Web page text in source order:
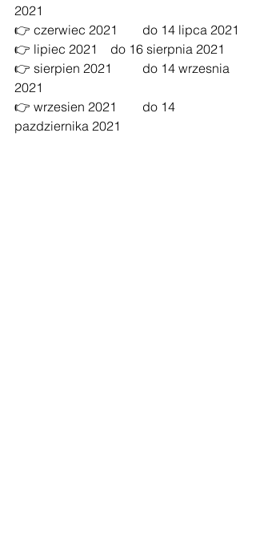
2021
👉 czerwiec 2021	do 14 lipca 2021
👉 lipiec 2021	do 16 sierpnia 2021
👉 sierpien 2021	do 14 wrzesnia
2021
👉 wrzesien 2021	do 14
pazdziernika 2021